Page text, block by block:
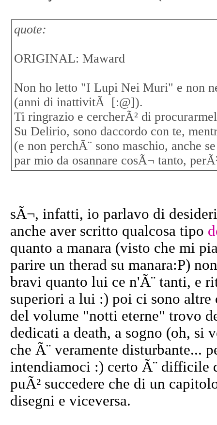
quote:
ORIGINAL: Maward
Non ho letto "I Lupi Nei Muri" e non
(anni di inattivitÃ [:@]).
Ti ringrazio e cercherÃ² di
Su Delirio, sono daccordo con te,
(e non perchÃ¨ sono maschio, anche
par mio da osannare cosÃ¬ tanto,
sÃ¬, infatti, io parlavo di
anche aver scritto qualcosa tipo
quanto a manara (visto che mi
parire un therad su manara:P)
bravi quanto lui ce n'Ã¨ tanti, e
superiori a lui :) poi ci sono altre
del volume "notti eterne" trovo
dedicati a death, a sogno (oh, si
che Ã¨ veramente disturbante...
intendiamoci :) certo Ã¨ difficile
puÃ² succedere che di un
disegni e viceversa.